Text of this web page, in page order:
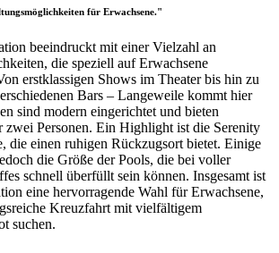
für Erwachsene."
beeindruckt mit einer Vielzahl an
die speziell auf Erwachsene
erstklassigen Shows im Theater bis hin zu
Bars – Langeweile kommt hier
sind modern eingerichtet und bieten
zwei Personen. Ein Highlight ist die Serenity
die einen ruhigen Rückzugsort bietet. Einige
die Größe der Pools, die bei voller
schnell überfüllt sein können. Insgesamt ist
eine hervorragende Wahl für Erwachsene,
Kreuzfahrt mit vielfältigem
suchen.